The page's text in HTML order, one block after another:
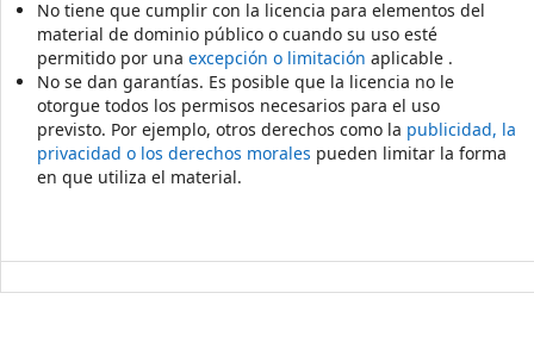
No tiene que cumplir con la licencia para elementos del
material de dominio público o cuando su uso esté
permitido por una excepción o limitación aplicable .
No se dan garantías. Es posible que la licencia no le
otorgue todos los permisos necesarios para el uso
previsto. Por ejemplo, otros derechos como la publicidad, la
privacidad o los derechos morales pueden limitar la forma
en que utiliza el material.